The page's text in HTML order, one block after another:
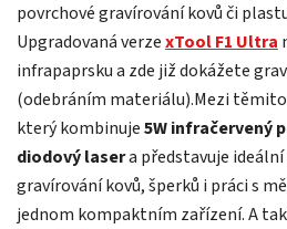
povrchové gravírování kovů či
Upgradovaná verzexTool F1 Ultra
infrapaprsku a zde již dokážete
(odebráním materiálu).Mezi
který kombinuje5W infračervený
diodový lasera představuje
gravírování kovů, šperků i práci s
jednom kompaktním zařízení. A